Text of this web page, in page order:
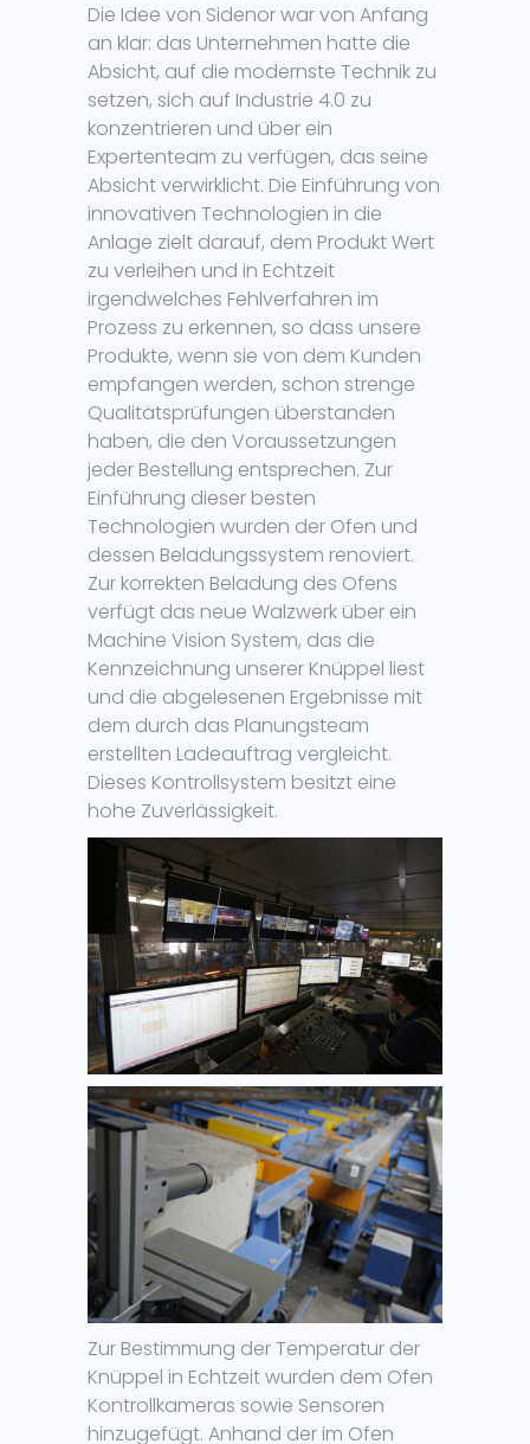
Die Idee von Sidenor war von Anfang
an klar: das Unternehmen hatte die
Absicht, auf die modernste Technik zu
setzen, sich auf Industrie 4.0 zu
konzentrieren und über ein
Expertenteam zu verfügen, das seine
Absicht verwirklicht. Die Einführung von
innovativen Technologien in die
Anlage zielt darauf, dem Produkt Wert
zu verleihen und in Echtzeit
irgendwelches Fehlverfahren im
Prozess zu erkennen, so dass unsere
Produkte, wenn sie von dem Kunden
empfangen werden, schon strenge
Qualitätsprüfungen überstanden
haben, die den Voraussetzungen
jeder Bestellung entsprechen. Zur
Einführung dieser besten
Technologien wurden der Ofen und
dessen Beladungssystem renoviert.
Zur korrekten Beladung des Ofens
verfügt das neue Walzwerk über ein
Machine Vision System, das die
Kennzeichnung unserer Knüppel liest
und die abgelesenen Ergebnisse mit
dem durch das Planungsteam
erstellten Ladeauftrag vergleicht.
Dieses Kontrollsystem besitzt eine
hohe Zuverlässigkeit.
Zur Bestimmung der Temperatur der
Knüppel in Echtzeit wurden dem Ofen
Kontrollkameras sowie Sensoren
hinzugefügt. Anhand der im Ofen